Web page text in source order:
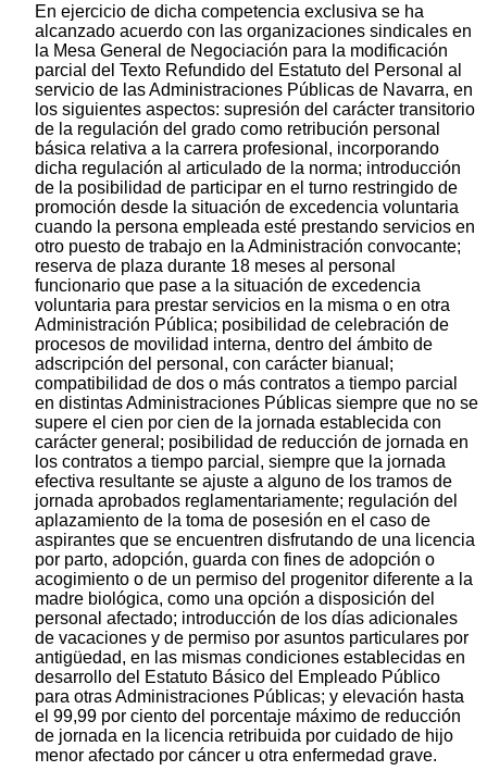
En ejercicio de dicha competencia exclusiva se ha
alcanzado acuerdo con las organizaciones sindicales en
la Mesa General de Negociación para la modificación
parcial del Texto Refundido del Estatuto del Personal al
servicio de las Administraciones Públicas de Navarra, en
los siguientes aspectos: supresión del carácter transitorio
de la regulación del grado como retribución personal
básica relativa a la carrera profesional, incorporando
dicha regulación al articulado de la norma; introducción
de la posibilidad de participar en el turno restringido de
promoción desde la situación de excedencia voluntaria
cuando la persona empleada esté prestando servicios en
otro puesto de trabajo en la Administración convocante;
reserva de plaza durante 18 meses al personal
funcionario que pase a la situación de excedencia
voluntaria para prestar servicios en la misma o en otra
Administración Pública; posibilidad de celebración de
procesos de movilidad interna, dentro del ámbito de
adscripción del personal, con carácter bianual;
compatibilidad de dos o más contratos a tiempo parcial
en distintas Administraciones Públicas siempre que no se
supere el cien por cien de la jornada establecida con
carácter general; posibilidad de reducción de jornada en
los contratos a tiempo parcial, siempre que la jornada
efectiva resultante se ajuste a alguno de los tramos de
jornada aprobados reglamentariamente; regulación del
aplazamiento de la toma de posesión en el caso de
aspirantes que se encuentren disfrutando de una licencia
por parto, adopción, guarda con fines de adopción o
acogimiento o de un permiso del progenitor diferente a la
madre biológica, como una opción a disposición del
personal afectado; introducción de los días adicionales
de vacaciones y de permiso por asuntos particulares por
antigüedad, en las mismas condiciones establecidas en
desarrollo del Estatuto Básico del Empleado Público
para otras Administraciones Públicas; y elevación hasta
el 99,99 por ciento del porcentaje máximo de reducción
de jornada en la licencia retribuida por cuidado de hijo
menor afectado por cáncer u otra enfermedad grave.